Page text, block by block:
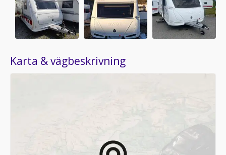
Karta & vägbeskrivning